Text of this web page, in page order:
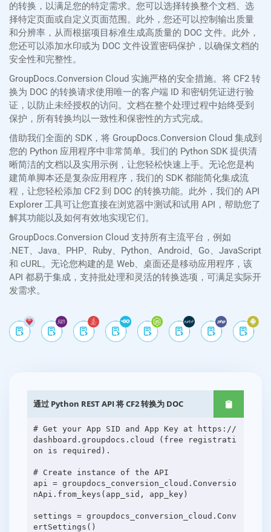
的转换，以满足您的特定需求。您可以选择转换整个文档、选
择特定页面或自定义页面范围。此外，您还可以控制输出质量
和分辨率，从而根据项目标准生成高质量的 DOC 文件。此外，
您还可以添加水印或为 DOC 文件设置密码保护，以确保文档的
安全性和完整性。
GroupDocs.Conversion Cloud 实施严格的安全措施。将 CF2 转
换为 DOC 的转换请求使用唯一的客户端 ID 和密钥凭证进行验
证，以防止未经授权的访问。文档在整个处理过程中始终受到
保护，所有转换均以一致性和保密性的方式完成。
借助我们全面的 SDK，将 GroupDocs.Conversion Cloud 集成到
您的 Python 应用程序中非常简单。我们的 Python SDK 提供清
晰简洁的文档以及实用示例，让您轻松快速上手。无论您是构
建简单脚本还是复杂应用程序，我们的 SDK 都能简化集成流
程，让您轻松添加 CF2 到 DOC 的转换功能。此外，我们的 API
Explorer 工具可让您直接在浏览器中测试和试用 API，帮助您了
解其功能以及如何有效地实现它们。
GroupDocs.Conversion Cloud 支持所有主流平台，例如
.NET、Java、PHP、Ruby、Python、Android、Go、JavaScript
和 cURL。无论您构建的是 Web、桌面还是移动应用程序，该
API 都易于集成，支持批处理和灵活的转换选项，可满足实际开
发需求。
通过 Python REST API 将 CF2 转换为 DOC
# Get your App SID and App Key at https://
dashboard.groupdocs.cloud (free registrati
on is required).
# Create instance of the API
api = groupdocs_conversion_cloud.Conversio
nApi.from_keys(app_sid, app_key)
settings = groupdocs_conversion_cloud.Conv
ertSettings()